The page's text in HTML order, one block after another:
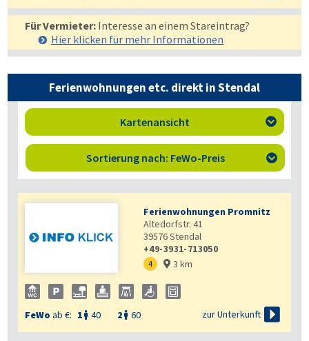
Für Vermieter: Interesse an einem Stareintrag?
Hier klicken für mehr Informationen
Ferienwohnungen etc. direkt in Stendal
Kartenansicht 
Sortierung nach: FeWo-Preis 
Ferienwohnungen Promnitz
Altedorfstr. 41
39576Stendal
+49-3931-713050
4  3 km
FeWo ab €: 1  40 2  60 zur Unterkunft 